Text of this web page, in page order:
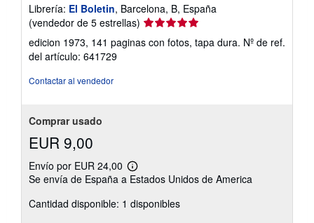
Librería: El Boletin, Barcelona, B, España
(vendedor de 5 estrellas) Calificación
vendedor:
edicion 1973, 141 paginas con fotos, tapa dura. Nº de ref.
del artículo: 641729
Contactar al vendedor
Comprar usado
EUR 9,00
Envío por EUR 24,00
Más
información
las
tarifas
Se envía de España a Estados Unidos de America
Cantidad disponible: 1 disponibles